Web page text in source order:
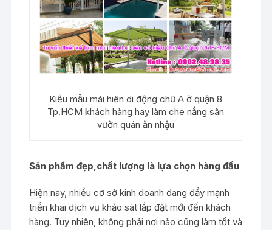
Kiểu mẫu mái hiên di động chữ A ở quận 8
Tp.HCM khách hàng hay làm che nắng sân
vườn quán ăn nhậu
Sản phẩm đẹp,chất lượng là lựa chọn hàng đầu
Hiện nay, nhiều cơ sở kinh doanh đang đẩy mạnh
triển khai dịch vụ khảo sát lắp đặt mới đến khách
hàng. Tuy nhiên, không phải nơi nào cũng làm tốt và